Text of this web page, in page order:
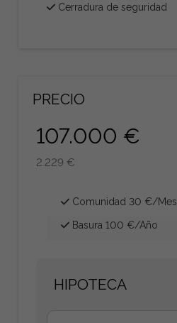
Cerradura de seguridad
PRECIO
107.000 €
2.229 €
Comunidad 30 €/Mes
Basura 100 €/Año
HIPOTECA